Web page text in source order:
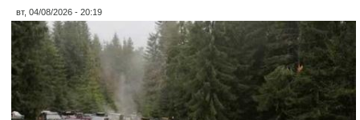
вт, 04/08/2026 - 20:19